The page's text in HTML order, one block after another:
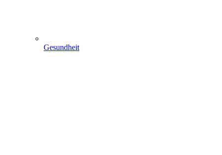
Gesundheit